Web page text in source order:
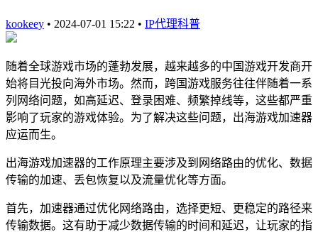
kookeey • 2024-07-01 15:22 • IP代理科普
随着全球游戏市场的蓬勃发展，越来越多的中国游戏开发商开
始将目光投向海外市场。然而，跨国游戏服务往往伴随着一系
列网络问题，如高延迟、登录困难、频繁掉线等，这些都严重
影响了玩家的游戏体验。为了解决这些问题，出海游戏加速器
应运而生。
出海游戏加速器的工作原理主要涉及到网络路由的优化、数据
传输的加速、丢包恢复以及流量优化等方面。
首先，加速器通过优化网络路由，选择更短、更稳定的路径来
传输数据。这有助于减少数据传输的时间和延迟，让玩家的指